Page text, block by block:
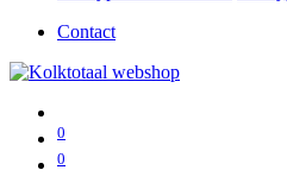
Contact
0
0